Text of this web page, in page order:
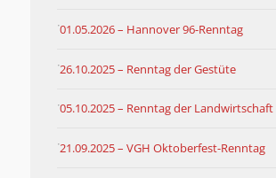
01.05.2026 – Hannover 96-Renntag
26.10.2025 – Renntag der Gestüte
05.10.2025 – Renntag der Landwirtschaft
21.09.2025 – VGH Oktoberfest-Renntag